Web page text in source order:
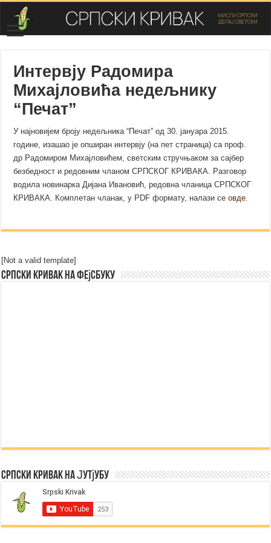
Интервју Радомира
Михајловића недељнику
“Печат”
У најновијем броју недељника “Печат” од 30. јануара 2015.
године, изашао је опширан интервју (на пет страница) са проф.
др Радомиром Михајловићем, светским стручњаком за сајбер
безбедност и редовним чланом СРПСКОГ КРИВАКА. Разговор
водила новинарка Дијана Ивановић, редовна чланица СРПСКОГ
КРИВАКА. Комплетан чланак, у PDF формату, налази сеовде
[Not a valid template]
Српски Кривак на Фејсбуку
Српски Кривак на Јутјубу